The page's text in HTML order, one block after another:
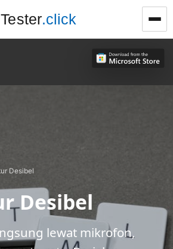
.click
Desibel
Desibel
lewat mikrofon,